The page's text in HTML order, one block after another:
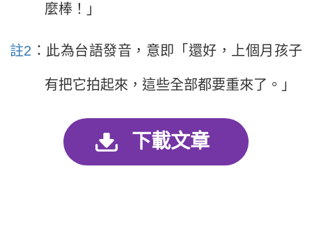
麼棒！」
註2 ：此為台語發音，意即「還好，上個月孩子
有把它拍起來，這些全部都要重來了。」
下載文章